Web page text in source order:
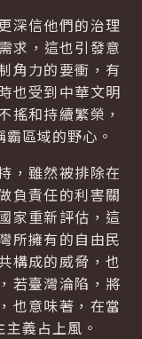
深信他們的治理
求，這也引發意
角力的要衝，有
也受到中華文明
搖和持續繁榮，
區域的野心。
，雖然被排除在
負責任的利害關
家重新評估，這
所擁有的自由民
構成的威脅，也
若臺灣淪陷，將
也意味著，在當
義占上風。